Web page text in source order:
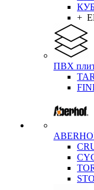
+
ПВХ